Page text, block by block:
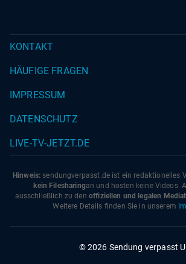
KONTAKT
HÄUFIGE FRAGEN
IMPRESSUM
DATENSCHUTZ
LIVE-TV-JETZT.DE
Hinweis: sendungverpasst.de ist ein redaktionelles
kein Filesharingan und hosten keine Videos.
ausschließlich zu den offiziellen und legalen
Weitere Details finden Sie in unserem
© 2026 Sendung verpasst